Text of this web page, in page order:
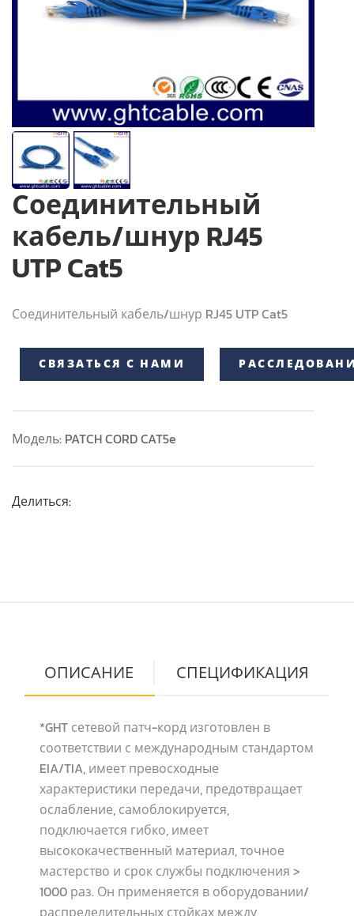
Соединительный
кабель/шнур RJ45
UTP Cat5
Соединительный кабель/шнур RJ45 UTP Cat5
СВЯЗАТЬСЯ С НАМИ
Модель: PATCH CORD CAT5e
Делиться:
ОПИСАНИЕ СПЕЦИФИКАЦИЯ
*GHT сетевой патч-корд изготовлен в
соответствии с международным стандартом
EIA/TIA, имеет превосходные
характеристики передачи, предотвращает
ослабление, самоблокируется,
подключается гибко, имеет
высококачественный материал, точное
мастерство и срок службы подключения >
1000 раз. Он применяется в оборудовании/
распределительных стойках между